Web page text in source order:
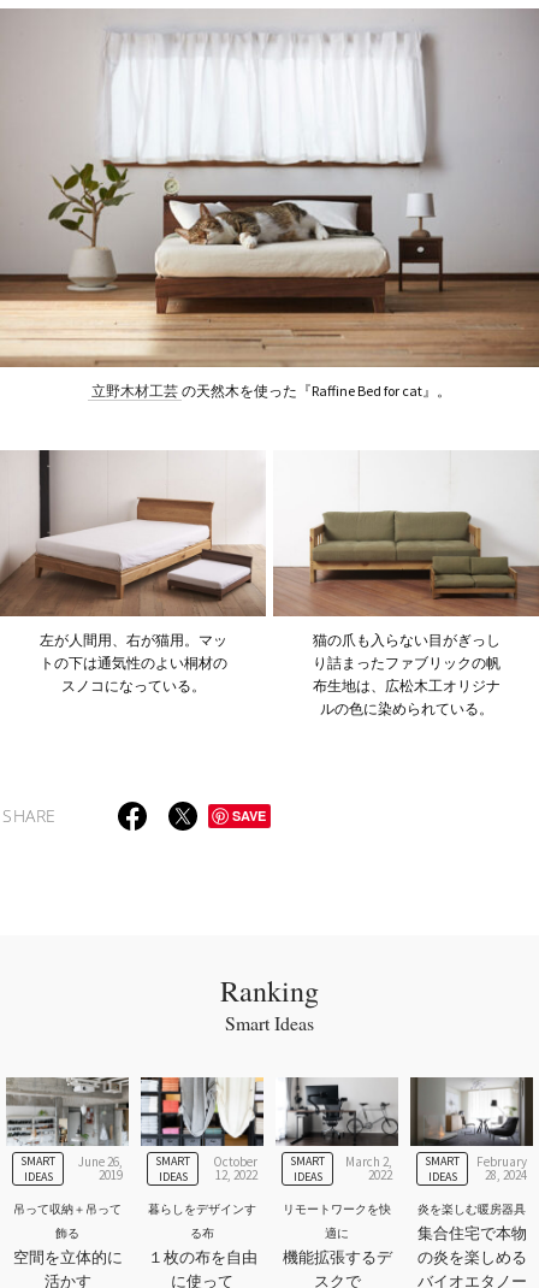
立野木材工芸 の天然木を使った『Raffine Bed for cat』。
左が人間用、右が猫用。マッ
トの下は通気性のよい桐材の
スノコになっている。
猫の爪も入らない目がぎっし
り詰まったファブリックの帆
布生地は、広松木工オリジナ
ルの色に染められている。
SHARE SAVE
Ranking
Smart Ideas
SMART
IDEAS
June 26,
2019
吊って収納＋吊って
飾る
空間を立体的に
活かす
SMART
IDEAS
October
12, 2022
暮らしをデザインす
る布
１枚の布を自由
に使って
SMART
IDEAS
March 2,
2022
リモートワークを快
適に
機能拡張するデ
スクで
SMART
IDEAS
February
28, 2024
炎を楽しむ暖房器具
集合住宅で本物
の炎を楽しめる
バイオエタノー